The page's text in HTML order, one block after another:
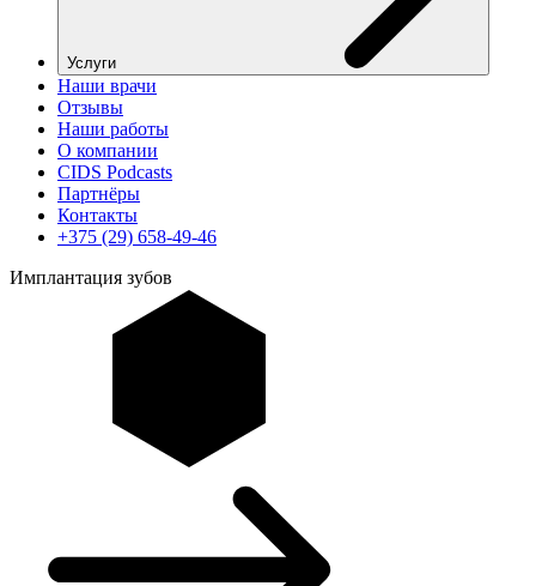
Услуги
Наши врачи
Отзывы
Наши работы
О компании
CIDS Podcasts
Партнёры
Контакты
+375 (29) 658-49-46
Имплантация зубов